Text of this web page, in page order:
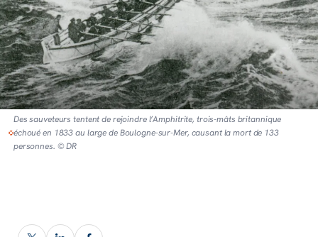
Des sauveteurs tentent de rejoindre l’Amphitrite, trois-mâts britannique
échoué en 1833 au large de Boulogne-sur-Mer, causant la mort de 133
personnes. © DR